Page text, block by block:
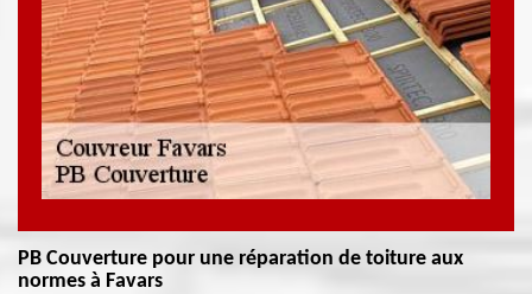
PB Couverture pour une réparation de toiture aux
normes à Favars